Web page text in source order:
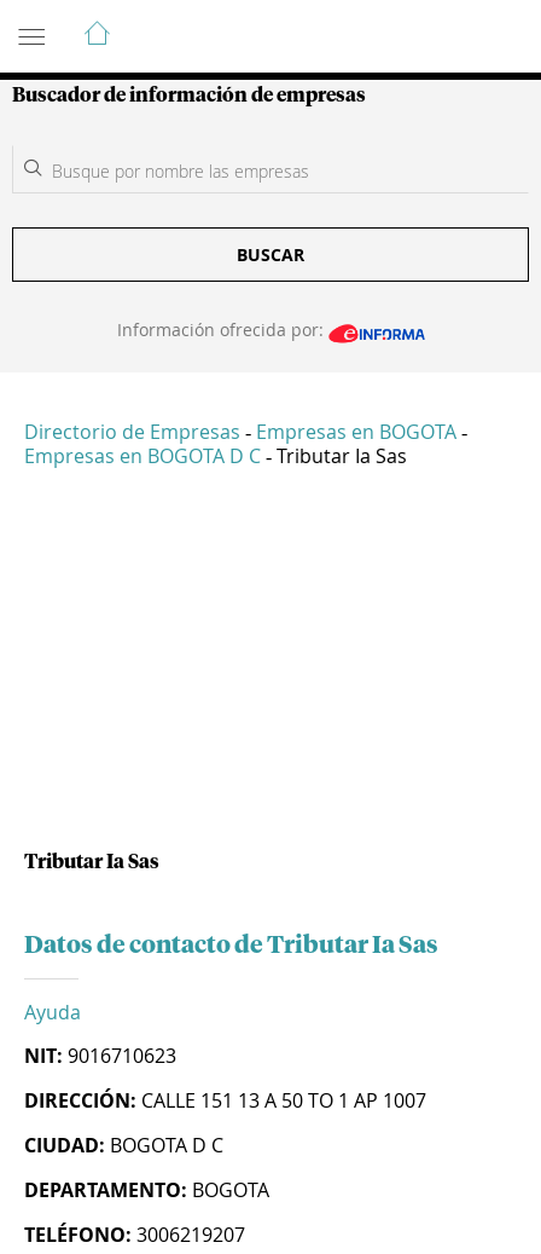
Guía de Empresas Colombianas
Buscador de información de empresas
BUSCAR
Información ofrecida por:
Directorio de Empresas - Empresas en BOGOTA -
Empresas en BOGOTA D C - Tributar Ia Sas
Tributar Ia Sas
Datos de contacto de Tributar Ia Sas
Ayuda
NIT: 9016710623
DIRECCIÓN: CALLE 151 13 A 50 TO 1 AP 1007
CIUDAD: BOGOTA D C
DEPARTAMENTO: BOGOTA
TELÉFONO: 3006219207